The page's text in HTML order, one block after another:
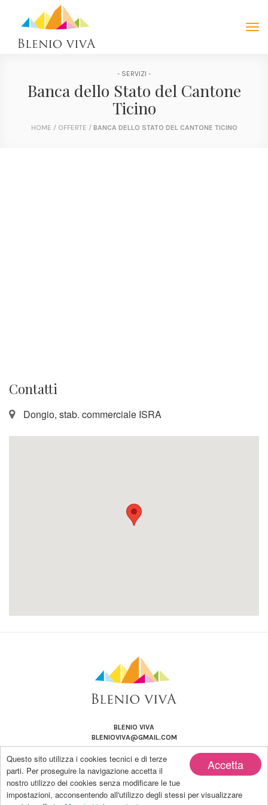
Accetta
Questo sito utilizza i cookies tecnici e di terze
parti. Per proseguire la navigazione accetta il
nostro utilizzo dei cookies senza modificare le tue
impostazioni, acconsentendo all'utilizzo degli stessi per visualizzare
- SERVIZI -
Banca dello Stato del Cantone
Ticino
HOME / OFFERTE / BANCA DELLO STATO DEL CANTONE TICINO
Contatti
Dongio, stab. commerciale ISRA
BLENIO VIVA
BLENIOVIVA@GMAIL.COM
Copyright by BLENIO VIVA | Powered by Blanco-LAB